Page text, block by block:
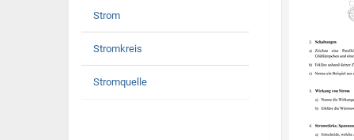
Strom
Stromkreis
Stromquelle